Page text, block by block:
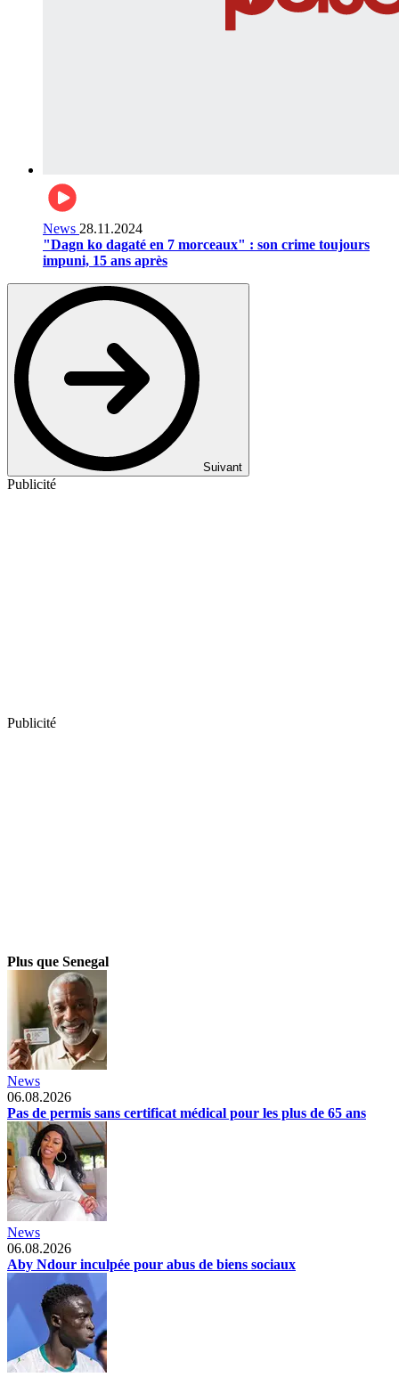
News 28.11.2024
"Dagn ko dagaté en 7 morceaux" : son crime toujours
impuni, 15 ans après
Suivant
Publicité
Publicité
Plus que Senegal
News
06.08.2026
Pas de permis sans certificat médical pour les plus de 65 ans
News
06.08.2026
Aby Ndour inculpée pour abus de biens sociaux